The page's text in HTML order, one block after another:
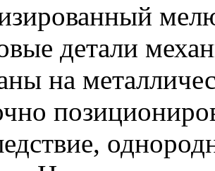
детали
на